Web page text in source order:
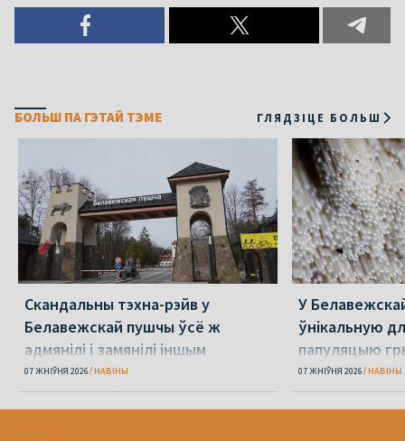
БОЛЬШ ПА ГЭТАЙ ТЭМЕ ГЛЯДЗІЦЕ БОЛЬШ
Скандальны тэхна-рэйв у
Белавежскай пушчы ўсё ж
адмянілі і замянілі іншым
07 ЖНІЎНЯ 2026 НАВІНЫ
У
ўнікальную
папуляцыю
07 ЖНІЎНЯ 2026 НАВІНЫ